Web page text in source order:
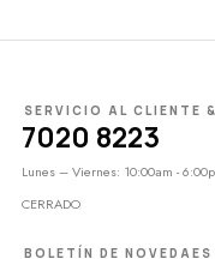
SERVICIO AL CLIENTE
7020 8223
Lunes – Viernes: 10:00am -
CERRADO
BOLETÍN DE